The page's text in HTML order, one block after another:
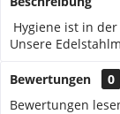
Hygiene ist in
Unsere
Bewertungen
0
Bewertungen